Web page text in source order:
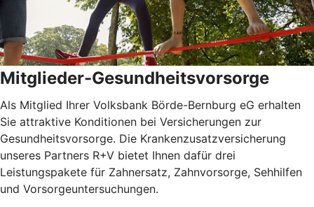
Mitglieder-Gesundheitsvorsorge
Als Mitglied Ihrer Volksbank Börde-Bernburg eG erhalten
Sie attraktive Konditionen bei Versicherungen zur
Gesundheitsvorsorge. Die Krankenzusatzversicherung
unseres Partners R+V bietet Ihnen dafür drei
Leistungspakete für Zahnersatz, Zahnvorsorge, Sehhilfen
und Vorsorgeuntersuchungen.